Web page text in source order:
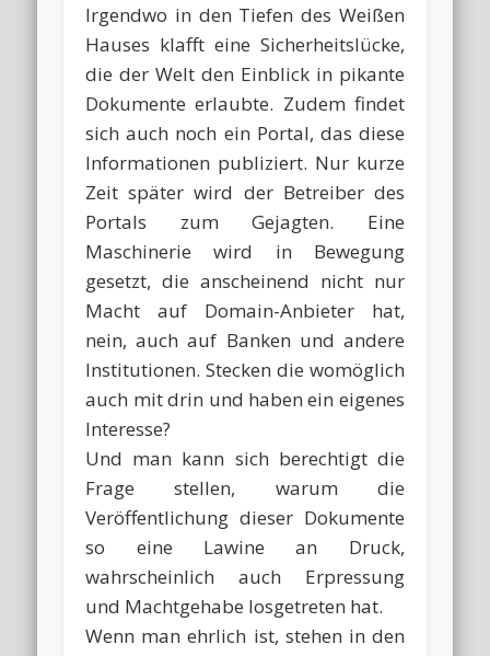
Irgendwo in den Tiefen des Weißen
Hauses klafft eine Sicherheitslücke,
die der Welt den Einblick in pikante
Dokumente erlaubte. Zudem findet
sich auch noch ein Portal, das diese
Informationen publiziert. Nur kurze
Zeit später wird der Betreiber des
Portals zum Gejagten. Eine
Maschinerie wird in Bewegung
gesetzt, die anscheinend nicht nur
Macht auf Domain-Anbieter hat,
nein, auch auf Banken und andere
Institutionen. Stecken die womöglich
auch mit drin und haben ein eigenes
Interesse?
Und man kann sich berechtigt die
Frage stellen, warum die
Veröffentlichung dieser Dokumente
so eine Lawine an Druck,
wahrscheinlich auch Erpressung
und Machtgehabe losgetreten hat.
Wenn man ehrlich ist, stehen in den